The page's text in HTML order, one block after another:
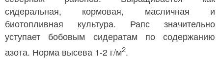
сидеральная, кормовая, масличная и
биотопливная культура. Рапс значительно
уступает бобовым сидератам по содержанию
азота. Норма высева 1-2 г/м2.